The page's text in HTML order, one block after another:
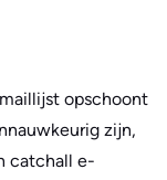
opschoont
zijn,
catchall e-